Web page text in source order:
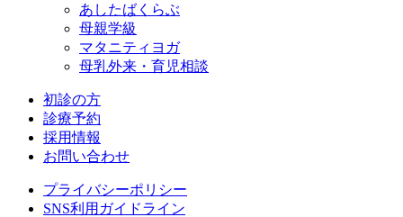
あしたばくらぶ
母親学級
マタニティヨガ
母乳外来・育児相談
初診の方
診療予約
採用情報
お問い合わせ
プライバシーポリシー
SNS利用ガイドライン